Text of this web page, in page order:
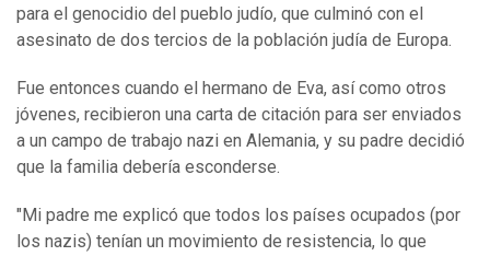
para el genocidio del pueblo judío, que culminó con el
asesinato de dos tercios de la población judía de Europa.
Fue entonces cuando el hermano de Eva, así como otros
jóvenes, recibieron una carta de citación para ser enviados
a un campo de trabajo nazi en Alemania, y su padre decidió
que la familia debería esconderse.
"Mi padre me explicó que todos los países ocupados (por
los nazis) tenían un movimiento de resistencia, lo que